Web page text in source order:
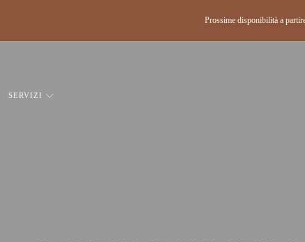
Prossime disponibilità a
SERVIZI